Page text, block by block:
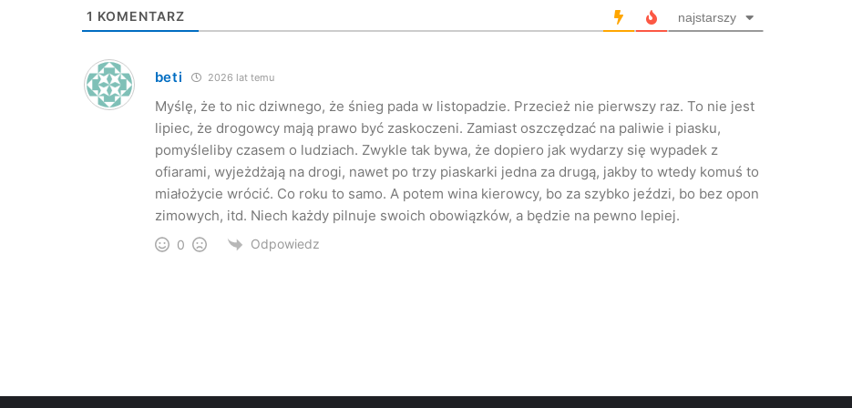
1 KOMENTARZ najstarszy
beti 2026 lat temu
Myślę, że to nic dziwnego, że śnieg pada w listopadzie. Przecież nie pierwszy raz. To nie jest
lipiec, że drogowcy mają prawo być zaskoczeni. Zamiast oszczędzać na paliwie i piasku,
pomyśleliby czasem o ludziach. Zwykle tak bywa, że dopiero jak wydarzy się wypadek z
ofiarami, wyjeżdżają na drogi, nawet po trzy piaskarki jedna za drugą, jakby to wtedy komuś to
miałożycie wrócić. Co roku to samo. A potem wina kierowcy, bo za szybko jeździ, bo bez opon
zimowych, itd. Niech każdy pilnuje swoich obowiązków, a będzie na pewno lepiej.
0 Odpowiedz